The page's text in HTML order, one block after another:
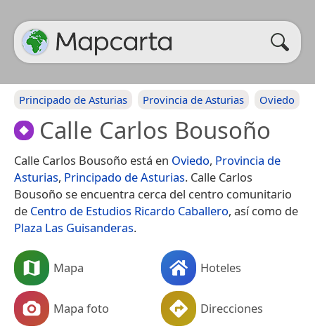
Principado de Asturias Provincia de Asturias Oviedo
Calle Carlos Bousoño
Calle Carlos Bousoño está en Oviedo, Provincia de
Asturias, Principado de Asturias. Calle Carlos
Bousoño se encuentra cerca del centro comunitario
de Centro de Estudios Ricardo Caballero, así como de
Plaza Las Guisanderas.
Mapa Hoteles
Mapa foto Direcciones